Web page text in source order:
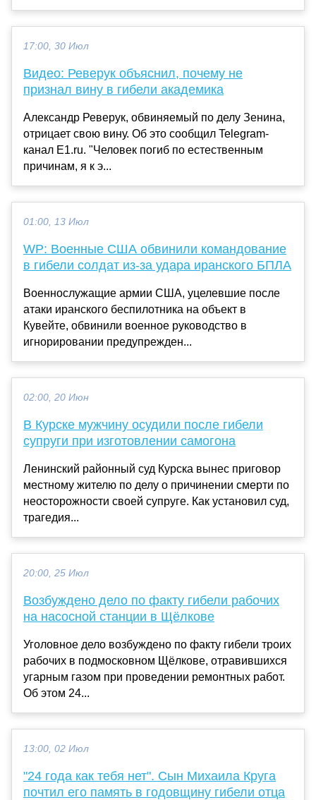
17:00, 30 Июл
Видео: Реверук объяснил, почему не
признал вину в гибели академика
Александр Реверук, обвиняемый по делу Зенина,
отрицает свою вину. Об это сообщил Telegram-
канал E1.ru. "Человек погиб по естественным
причинам, я к э...
01:00, 13 Июл
WP: Военные США обвинили командование
в гибели солдат из-за удара иранского БПЛА
Военнослужащие армии США, уцелевшие после
атаки иранского беспилотника на объект в
Кувейте, обвинили военное руководство в
игнорировании предупрежден...
02:00, 20 Июн
В Курске мужчину осудили после гибели
супруги при изготовлении самогона
Ленинский районный суд Курска вынес приговор
местному жителю по делу о причинении смерти по
неосторожности своей супруге. Как установил суд,
трагедия...
20:00, 25 Июл
Возбуждено дело по факту гибели рабочих
на насосной станции в Щёлкове
Уголовное дело возбуждено по факту гибели троих
рабочих в подмосковном Щёлкове, отравившихся
угарным газом при проведении ремонтных работ.
Об этом 24...
13:00, 02 Июл
"24 года как тебя нет". Сын Михаила Круга
почтил его память в годовщину гибели отца